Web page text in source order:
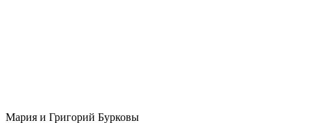
Мария и Григорий Бурковы